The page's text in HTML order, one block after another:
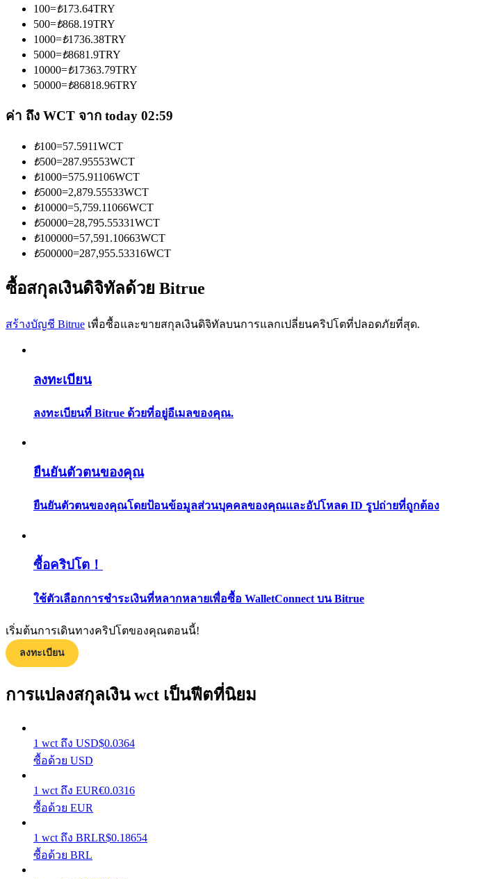
คัดลอกการซื้อขาย
เข้าร่วมกับเทรดเดอร์ชั้นนำ
เป็นเทรดเดอร์คัดลอก
เพลิดเพลินกับการแบ่งปันผลกำไรและค่าคอมมิชชั่นการคัดลอกการซื้อขาย
คู่มือเริ่มต้นฟิวเจอร์ส
เรียนรู้วิธีการรักษาผลกำไร
ได้รับ
100=₺173.64TRY
500=₺868.19TRY
1000=₺1736.38TRY
5000=₺8681.9TRY
10000=₺17363.79TRY
50000=₺86818.96TRY
ค่า ถึง WCT จาก today 02:59
₺100=57.5911WCT
₺500=287.95553WCT
₺1000=575.91106WCT
₺5000=2,879.55533WCT
₺10000=5,759.11066WCT
₺50000=28,795.55331WCT
₺100000=57,591.10663WCT
₺500000=287,955.53316WCT
ซื้อสกุลเงินดิจิทัลด้วย Bitrue
สร้างบัญชี Bitrue เพื่อซื้อและขายสกุลเงินดิจิทัลบนการแลกเปลี่ยนคริปโตที่ปลอดภัยที่สุด.
ลงทะเบียน
ลงทะเบียนที่ Bitrue ด้วยที่อยู่อีเมลของคุณ.
ยืนยันตัวตนของคุณ
ยืนยันตัวตนของคุณโดยป้อนข้อมูลส่วนบุคคลของคุณและอัปโหลด ID รูปถ่ายที่ถูกต้อง
ซื้อคริปโต！
ใช้ตัวเลือกการชำระเงินที่หลากหลายเพื่อซื้อ WalletConnect บน Bitrue
เริ่มต้นการเดินทางคริปโตของคุณตอนนี้!
ลงทะเบียน
การแปลงสกุลเงิน wct เป็นฟีตที่นิยม
1 wct ถึง USD$0.0364
ซื้อด้วย USD
1 wct ถึง EUR€0.0316
ซื้อด้วย EUR
1 wct ถึง BRLR$0.18654
ซื้อด้วย BRL